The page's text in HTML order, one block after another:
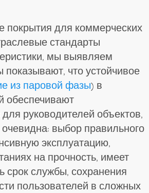
покрытия для коммерческих
стандарты
мы выявляем
что устойчивое
из паровой фазы) в
обеспечивают
руководителей объектов,
выбор правильного
эксплуатацию,
на прочность, имеет
срок службы, сохранения
пользователей в сложных